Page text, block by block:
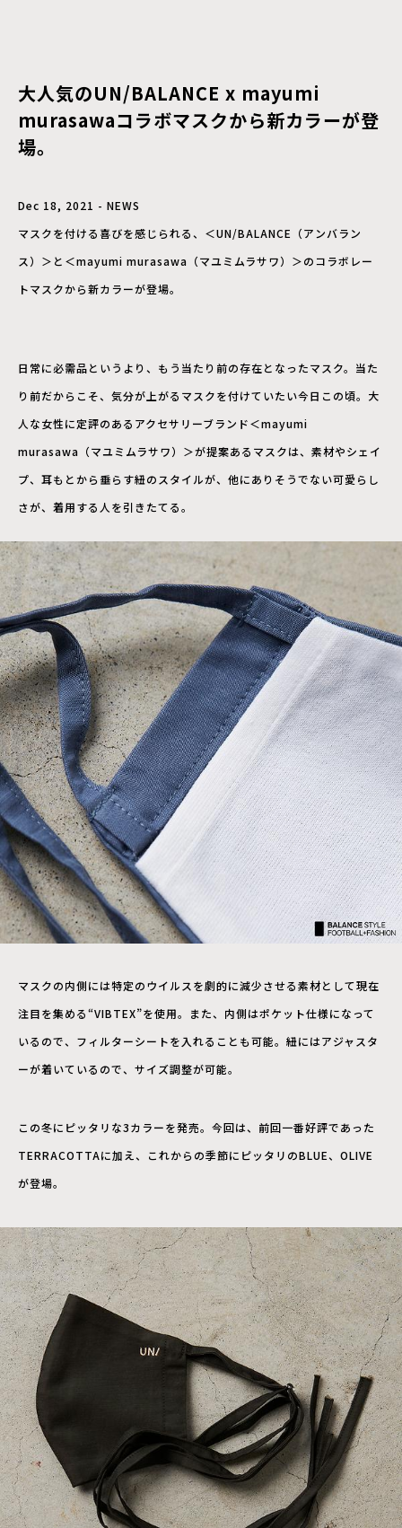
大人気のUN/BALANCE x mayumi
murasawaコラボマスクから新カラーが登
場。
Dec 18, 2021 - NEWS
マスクを付ける喜びを感じられる、＜UN/BALANCE（アンバラン
ス）＞と＜mayumi murasawa（マユミムラサワ）＞のコラボレー
トマスクから新カラーが登場。
日常に必需品というより、もう当たり前の存在となったマスク。当た
り前だからこそ、気分が上がるマスクを付けていたい今日この頃。大
人な女性に定評のあるアクセサリーブランド＜mayumi
murasawa（マユミムラサワ）＞が提案あるマスクは、素材やシェイ
プ、耳もとから垂らす紐のスタイルが、他にありそうでない可愛らし
さが、着用する人を引きたてる。
マスクの内側には特定のウイルスを劇的に減少させる素材として現在
注目を集める“VIBTEX”を使用。また、内側はポケット仕様になって
いるので、フィルターシートを入れることも可能。紐にはアジャスタ
ーが着いているので、サイズ調整が可能。
この冬にピッタリな3カラーを発売。今回は、前回一番好評であった
TERRACOTTAに加え、これからの季節にピッタリのBLUE、OLIVE
が登場。